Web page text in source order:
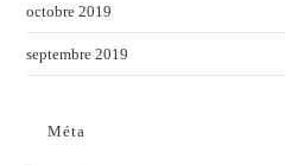
octobre 2019
septembre 2019
Méta